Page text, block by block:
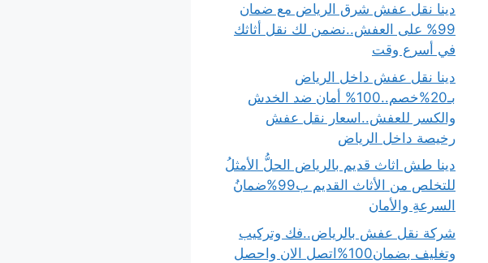
دينا نقل عفش شرق الرياض مع ضمان
99% على العفش..نضمن لك نقل أثاثك
في أسرع وقت
دينا نقل عفش داخل الرياض
بـ20%خصم..100% أمان ضد الخدش
والكسر للعفش..اسعار نقل عفش
رخيصة داخل الرياض
دينا طش اثاث قديم بالرياض الحلُّ الأمثلُ
للتخلص من الأثاث القديم ب99%ضمانُ
السرعةِ والأمان
شركة نقل عفش بالرياض..فك وتركيب
وتغليف بضمان100%اتصل الان واحصل